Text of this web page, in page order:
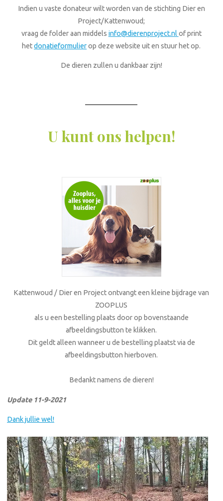
Indien u vaste donateur wilt worden van de stichting Dier en
Project/Kattenwoud;
vraag de folder aan middels info@dierenproject.nlof print
hetdonatieformulierop deze website uit en stuur het op.
De dieren zullen u dankbaar zijn!
U kunt ons helpen!
Kattenwoud / Dier en Project ontvangt een kleine bijdrage van
ZOOPLUS
als u een bestelling plaats door op bovenstaande
afbeeldingsbutton te klikken.
Dit geldt alleen wanneer u de bestelling plaatst via de
afbeeldingsbutton hierboven.
Bedankt namens de dieren!
Update 11-9-2021
Dank jullie wel!